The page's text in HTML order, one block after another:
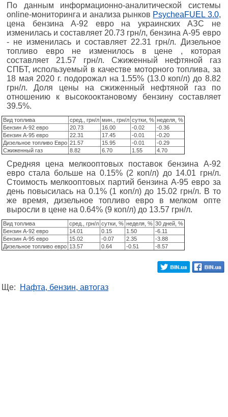
По данным информационно-аналитической системы
online-мониторинга и анализа рынков PsycheaFUEL 3.0,
цена бензина А-92 евро на украинских АЗС не
изменилась и составляет 20.73 грн/л, бензина А-95 евро
- не изменилась и составляет 22.31 грн/л. Дизельное
топливо евро не изменилось в цене , которая
составляет 21.57 грн/л. Сжиженный нефтяной газ
СПБТ, используемый в качестве моторного топлива, за
18 мая 2020 г. подорожал на 1.55% (13.0 коп/л) до 8.82
грн/л. Доля цены на сжиженный нефтяной газ по
отношению к высокооктановому бензину составляет
39.5%.
Вид топлива сред., грн/л мин., грн/л сутки, % неделя, %
Бензин А-92 евро
20.73 16.00 -0.02
-0.36
Бензин А-95 евро
22.31 17.45 -0.01
-0.20
Дизельное топливо Евро 21.57 15.95 -0.01
-0.29
Сжиженный газ
8.82 6.70 1.55 4.70
Средняя цена мелкооптовых поставок бензина А-92
евро стала больше на 0.15% (2 коп/л) до 14.01 грн/л.
Стоимость мелкооптовых партий бензина А-95 евро за
день повысилась на 0.1% (1 коп/л) до 15.02 грн/л. В то
же время, дизельное топливо евро в мелком опте
выросли в цене на 0.64% (9 коп/л) до 13.57 грн/л.
Вид топлива сред., грн/л сутки, % неделя, % 30 дней, %
Бензин А-92 евро
14.01 0.15 1.50
-6.11
Бензин А-95 евро
15.02 -0.07 2.35
-3.88
Дизельное топливо евро 13.57 0.64 -0.51 -8.57
Ще: Нафта, бензин, автогаз